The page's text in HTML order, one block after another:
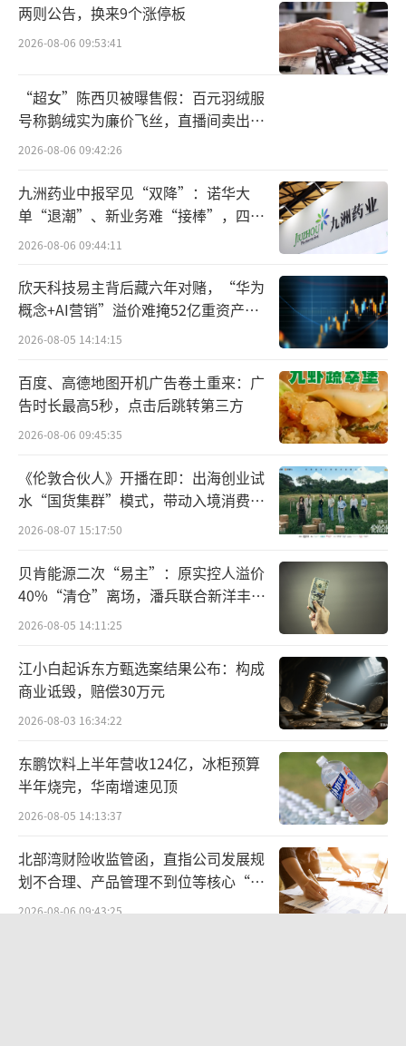
资料显示，迈瑞医疗被誉为“国产医疗器
械一哥”。公司的主营业务是医疗器械的研
发、制造、营销及服务，主要产品是体外诊
断、生命信息与支持以及医学影像。
资，还未进行过融资。不过公司并不缺钱，截
至2025年上半年末，公司的资产负债率为25.
1%，账上有货币资金169.67亿元。
但需要注意的是，目前迈瑞医疗承受着一
定的业绩压力。
要知道，从2018年-2023年迈瑞医疗的归母
净利润年增速均超过了20%，但到了2024年，
公司的业绩增速罕见放缓，当年公司的营收同
比增长5.14%至367.26亿元；归母净利润为11
6.68亿元，仅同比增长0.74%。
前不久，迈瑞医疗更是交出了上市以
来“最差”的半年报，出现营收、归母净利润
双降。2025年上半年公司实现营收167.43亿
元，同比下滑18.45%；归母净利润为50.69亿
公司的三大核心业务更是全线收缩。体外
诊断业务营收64.24亿元，同比下降16.11%；
生命信息与支持业务营收54.79亿元，同比下降
31.59%；医学影像业务营收33.12亿元，同比
下降22.51%。
迈瑞医疗的TOP10野望
此次赴港上市，无疑彰显出了迈瑞医疗拓
两则公告，换来9个涨停板
2026-08-06 09:53:41
“超女”陈西贝被曝售假：百元羽绒服
号称鹅绒实为廉价飞丝，直播间卖出超
百万元
2026-08-06 09:42:26
九洲药业中报罕见“双降”：诺华大
单“退潮”、新业务难“接棒”，四大
难关待闯
2026-08-06 09:44:11
欣天科技易主背后藏六年对赌，“华为
概念+AI营销”溢价难掩52亿重资产考
验
2026-08-05 14:14:15
百度、高德地图开机广告卷土重来：广
告时长最高5秒，点击后跳转第三方
2026-08-06 09:45:35
《伦敦合伙人》开播在即：出海创业试
水“国货集群”模式，带动入境消费反
向种草
2026-08-07 15:17:50
贝肯能源二次“易主”：原实控人溢价
40%“清仓”离场，潘兵联合新洋丰、
宏科百世拟入主
2026-08-05 14:11:25
江小白起诉东方甄选案结果公布：构成
商业诋毁，赔偿30万元
2026-08-03 16:34:22
东鹏饮料上半年营收124亿，冰柜预算
半年烧完，华南增速见顶
2026-08-05 14:13:37
北部湾财险收监管函，直指公司发展规
划不合理、产品管理不到位等核心“痛
点”
2026-08-06 09:43:25